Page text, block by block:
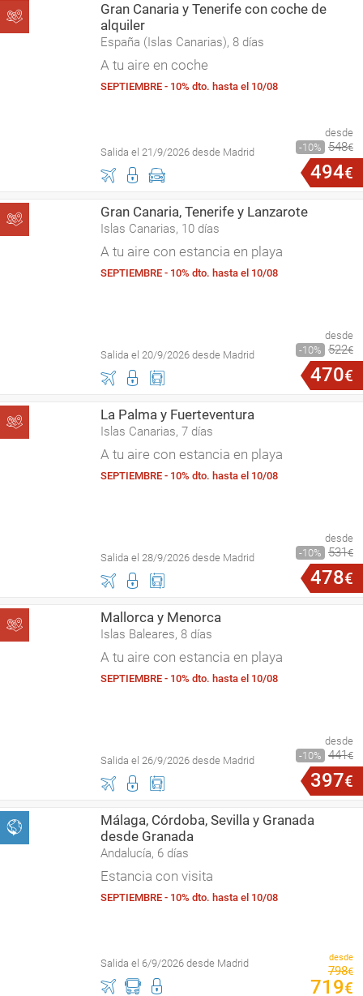
Gran Canaria y Tenerife con coche de
alquiler
España (Islas Canarias), 8 días
A tu aire en coche
SEPTIEMBRE - 10% dto. hasta el 10/08
Salida el 21/9/2026 desde Madrid
desde
10
548€
494€
Gran Canaria, Tenerife y Lanzarote
Islas Canarias, 10 días
A tu aire con estancia en playa
SEPTIEMBRE - 10% dto. hasta el 10/08
Salida el 20/9/2026 desde Madrid
desde
10
522€
470€
La Palma y Fuerteventura
Islas Canarias, 7 días
A tu aire con estancia en playa
SEPTIEMBRE - 10% dto. hasta el 10/08
Salida el 28/9/2026 desde Madrid
desde
10
531€
478€
Mallorca y Menorca
Islas Baleares, 8 días
A tu aire con estancia en playa
SEPTIEMBRE - 10% dto. hasta el 10/08
Salida el 26/9/2026 desde Madrid
desde
10
441€
397€
Málaga, Córdoba, Sevilla y Granada
desde Granada
Andalucía, 6 días
Estancia con visita
SEPTIEMBRE - 10% dto. hasta el 10/08
Salida el 6/9/2026 desde Madrid desde
798€
719€